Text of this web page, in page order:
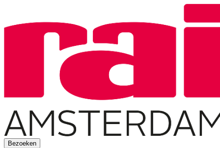
Bezoeken